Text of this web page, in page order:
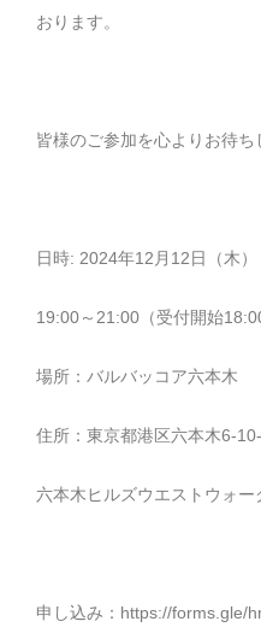
おります。
皆様のご参加を心よりお待ち
日時: 2024年12月12日（木）
19:00～21:00（受付開始18:00
場所：バルバッコア六本木
住所：東京都港区六本木6-
六本木ヒルズウエストウォー
申し込み： https://forms.gle/